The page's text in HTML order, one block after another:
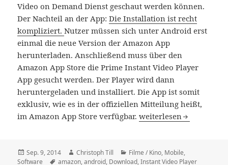
Video on Demand Dienst geschaut werden können.
Der Nachteil an der App:Die Installation ist recht
kompliziert.Nutzer müssen sich unter Android erst
einmal die neue Version der Amazon App
herunterladen. Anschließend muss über den
Amazon App Store die Prime Instant Video Player
App gesucht werden. Der Player wird dann
heruntergeladen und installiert. Die App ist somit
exklusiv, wie es in der offiziellen Mitteilung heißt,
im Amazon App Store verfügbar.Amazon: Instant
weiterlesen
Veröffentlicht
am
Sep. 9, 2014 Autor
Christoph Till Kategorien
Filme / Kino, Mobile,
Software
Schlagwörter
amazon,android, Download,Instant Video Player